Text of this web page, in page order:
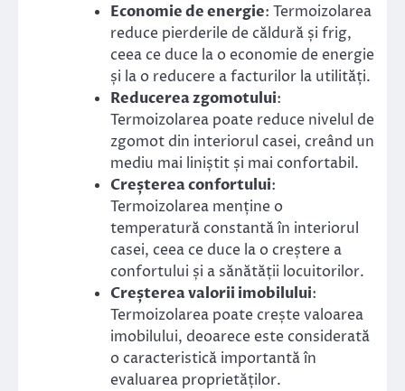
Economie de energie: Termoizolarea
reduce pierderile de căldură și frig,
ceea ce duce la o economie de energie
și la o reducere a facturilor la utilități.
Reducerea zgomotului:
Termoizolarea poate reduce nivelul de
zgomot din interiorul casei, creând un
mediu mai liniștit și mai confortabil.
Creșterea confortului:
Termoizolarea menține o
temperatură constantă în interiorul
casei, ceea ce duce la o creștere a
confortului și a sănătății locuitorilor.
Creșterea valorii imobilului:
Termoizolarea poate crește valoarea
imobilului, deoarece este considerată
o caracteristică importantă în
evaluarea proprietăților.